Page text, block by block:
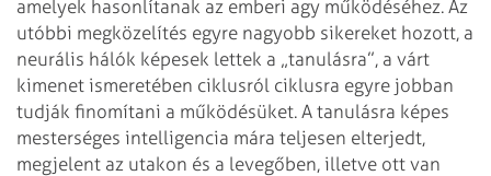
amelyek hasonlítanak az emberi agy működéséhez. Az
utóbbi megközelítés egyre nagyobb sikereket hozott, a
neurális hálók képesek lettek a „tanulásra”, a várt
kimenet ismeretében ciklusról ciklusra egyre jobban
tudják finomítani a működésüket. A tanulásra képes
mesterséges intelligencia mára teljesen elterjedt,
megjelent az utakon és a levegőben, illetve ott van